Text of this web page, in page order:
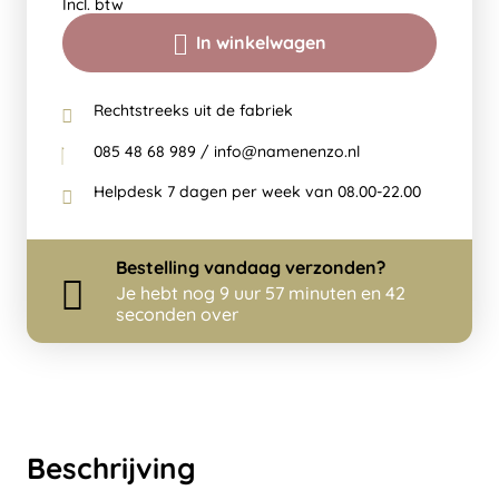
Beschrijving
In winkelwagen
Incl. btw
Rechtstreeks uit de fabriek
085 48 68 989 / info@namenenzo.nl
Helpdesk 7 dagen per week van 08.00-22.00
Bestelling vandaag verzonden?
Je hebt nog 9 uur 57 minuten en 42
seconden over